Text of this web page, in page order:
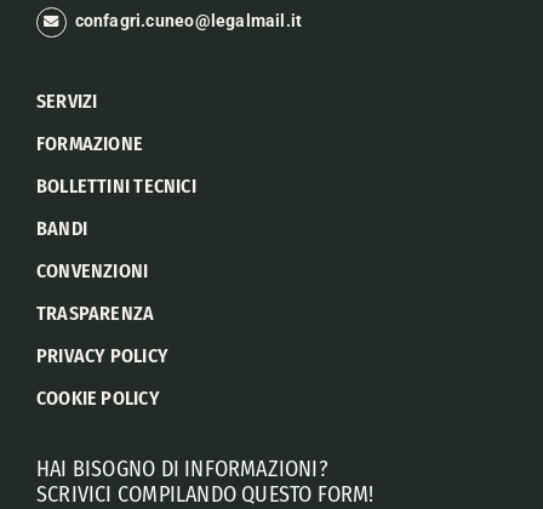
confagri.cuneo@legalmail.it
SERVIZI
FORMAZIONE
BOLLETTINI TECNICI
BANDI
CONVENZIONI
TRASPARENZA
PRIVACY POLICY
COOKIE POLICY
HAI BISOGNO DI INFORMAZIONI?
SCRIVICI COMPILANDO QUESTO FORM!